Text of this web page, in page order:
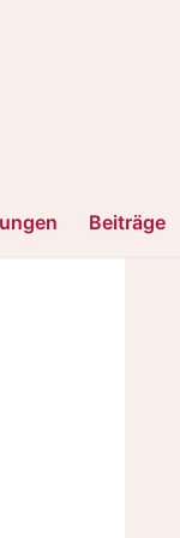
Beiträge